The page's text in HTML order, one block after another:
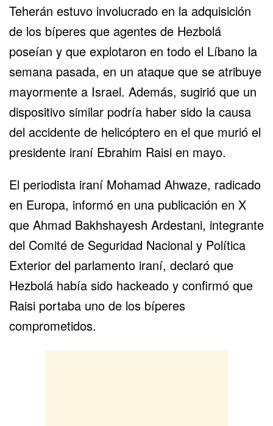
Teherán estuvo involucrado en la adquisición
de los bíperes que agentes de Hezbolá
poseían y que explotaron en todo el Líbano la
semana pasada, en un ataque que se atribuye
mayormente a Israel. Además, sugirió que un
dispositivo similar podría haber sido la causa
del accidente de helicóptero en el que murió el
presidente iraní Ebrahim Raisi en mayo.
El periodista iraní Mohamad Ahwaze, radicado
en Europa, informó en una publicación en X
que Ahmad Bakhshayesh Ardestani, integrante
del Comité de Seguridad Nacional y Política
Exterior del parlamento iraní, declaró que
Hezbolá había sido hackeado y confirmó que
Raisi portaba uno de los bíperes
comprometidos.